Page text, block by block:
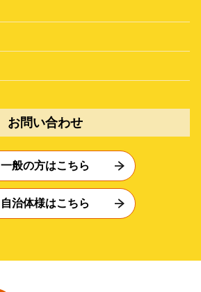
お問い合わせ
一般の方はこちら
自治体様はこちら